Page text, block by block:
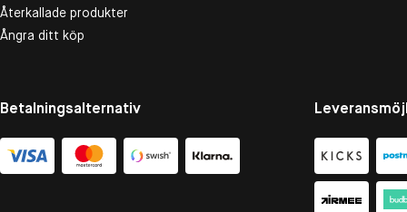
Återkallade produkter
Ångra ditt köp
Betalningsalternativ